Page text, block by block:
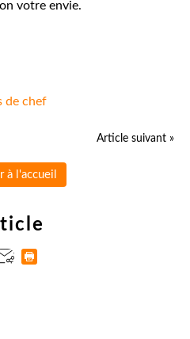
votre envie.
de chef
Article suivant »
à l'accueil